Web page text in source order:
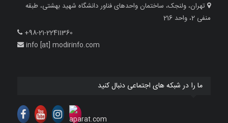
تهران، ولنجک، ساختمان واحدهای فناور دانشگاه شهید بهشتی، طبقه
منفی 2، واحد 216
+98-21-22411360
info [at] modirinfo.com
ما را در شبکه های اجتماعی دنبال کنید